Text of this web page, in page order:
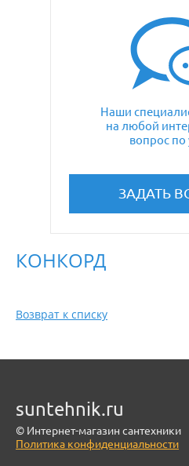
Наши
на любой
вопрос по
ЗАДАТЬ
КОНКОРД
Возврат к списку
suntehnik.ru
© Интернет-магазин сантехники
Политика конфиденциальности